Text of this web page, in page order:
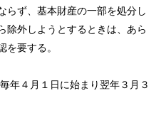
らず、基本財産の一部を処分し
除外しようとするときは、あら
要する。
年４月１日に始まり翌年３月３